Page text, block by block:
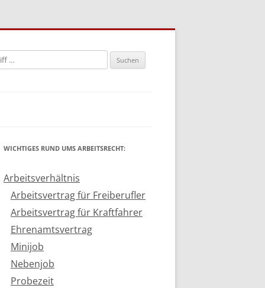
WICHTIGES RUND UMS ARBEITSRECHT:
Arbeitsverhältnis
Arbeitsvertrag für Freiberufler
Arbeitsvertrag für Kraftfahrer
Ehrenamtsvertrag
Minijob
Nebenjob
Probezeit